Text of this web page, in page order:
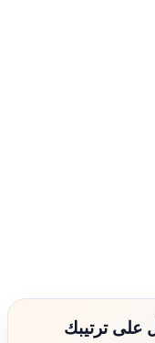
ترتيبك